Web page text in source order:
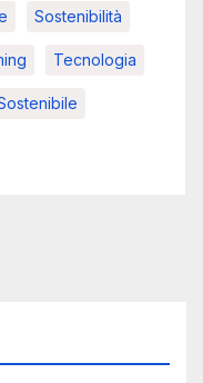
Sostenibilità
Tecnologia